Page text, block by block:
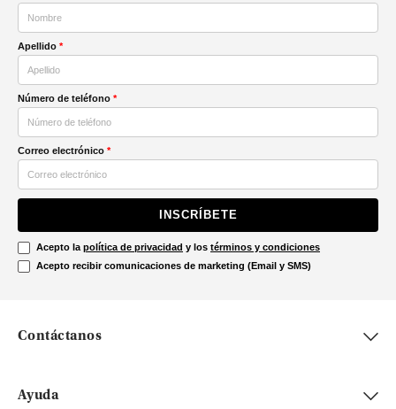
Apellido *
Número de teléfono *
Correo electrónico *
INSCRÍBETE
Acepto la política de privacidad y los términos y condiciones
Acepto recibir comunicaciones de marketing (Email y SMS)
Contáctanos
Ayuda